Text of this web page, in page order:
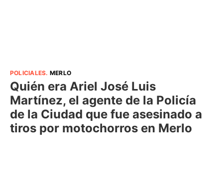
POLICIALES. MERLO
Quién era Ariel José Luis
Martínez, el agente de la Policía
de la Ciudad que fue asesinado a
tiros por motochorros en Merlo